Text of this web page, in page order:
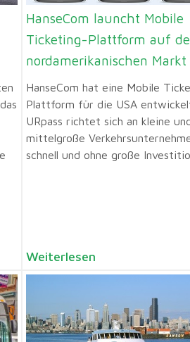
HanseCom launcht Mobile
Ticketing-Plattform auf
nordamerikanischen Markt
HanseCom hat eine Mobile
Plattform für die USA
URpass richtet sich an kleine
mittelgroße
schnell und ohne große
Weiterlesen